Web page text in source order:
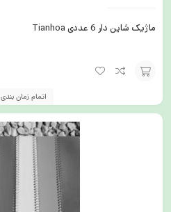
ماژیک شاین دار 6 عددی Tianhoa
به
اتمام زمان بندی